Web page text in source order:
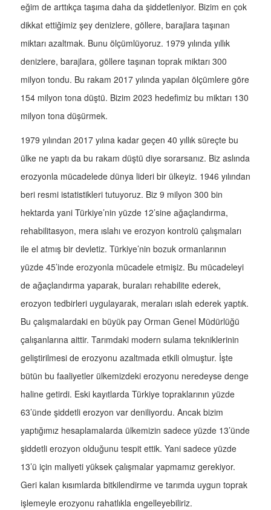
eğim de arttıkça taşıma daha da şiddetleniyor. Bizim en çok
dikkat ettiğimiz şey denizlere, göllere, barajlara taşınan
miktarı azaltmak. Bunu ölçümlüyoruz. 1979 yılında yıllık
denizlere, barajlara, göllere taşınan toprak miktarı 300
milyon tondu. Bu rakam 2017 yılında yapılan ölçümlere göre
154 milyon tona düştü. Bizim 2023 hedefimiz bu miktarı 130
milyon tona düşürmek.
1979 yılından 2017 yılına kadar geçen 40 yıllık süreçte bu
ülke ne yaptı da bu rakam düştü diye sorarsanız. Biz aslında
erozyonla mücadelede dünya lideri bir ülkeyiz. 1946 yılından
beri resmi istatistikleri tutuyoruz. Biz 9 milyon 300 bin
hektarda yani Türkiye’nin yüzde 12’sine ağaçlandırma,
rehabilitasyon, mera ıslahı ve erozyon kontrolü çalışmaları
ile el atmış bir devletiz. Türkiye’nin bozuk ormanlarının
yüzde 45’inde erozyonla mücadele etmişiz. Bu mücadeleyi
de ağaçlandırma yaparak, buraları rehabilite ederek,
erozyon tedbirleri uygulayarak, meraları ıslah ederek yaptık.
Bu çalışmalardaki en büyük pay Orman Genel Müdürlüğü
çalışanlarına aittir. Tarımdaki modern sulama tekniklerinin
geliştirilmesi de erozyonu azaltmada etkili olmuştur. İşte
bütün bu faaliyetler ülkemizdeki erozyonu neredeyse denge
haline getirdi. Eski kayıtlarda Türkiye topraklarının yüzde
63’ünde şiddetli erozyon var deniliyordu. Ancak bizim
yaptığımız hesaplamalarda ülkemizin sadece yüzde 13’ünde
şiddetli erozyon olduğunu tespit ettik. Yani sadece yüzde
13’ü için maliyeti yüksek çalışmalar yapmamız gerekiyor.
Geri kalan kısımlarda bitkilendirme ve tarımda uygun toprak
işlemeyle erozyonu rahatlıkla engelleyebiliriz.